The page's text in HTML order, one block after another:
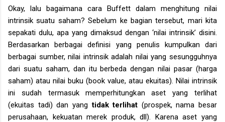
Okay, lalu bagaimana cara Buffett dalam menghitung nilai
intrinsik suatu saham? Sebelum ke bagian tersebut, mari kita
sepakati dulu, apa yang dimaksud dengan ‘nilai intrinsik’ disini.
Berdasarkan berbagai definisi yang penulis kumpulkan dari
berbagai sumber, nilai intrinsik adalah nilai yang sesungguhnya
dari suatu saham, dan itu berbeda dengan nilai pasar (harga
saham) atau nilai buku (book value, atau ekuitas). Nilai intrinsik
ini sudah termasuk memperhitungkan aset yang terlihat
(ekuitas tadi) dan yangtidak terlihat (prospek, nama besar
perusahaan, kekuatan merek produk, dll). Karena aset yang